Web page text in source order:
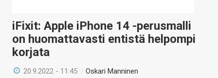
iFixit: Apple iPhone 14 -perusmalli
on huomattavasti entistä helpompi
korjata
20.9.2022 - 11:45 /Oskari Manninen